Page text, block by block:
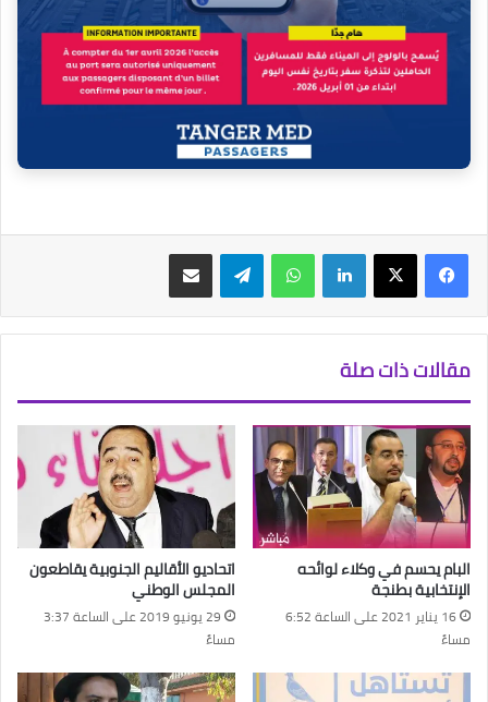
فيسبوك‫X لينكدإن واتساب تيلقرام مشاركة عبر البريد
مقالات ذات صلة
البام يحسم في وكلاء لوائحه
الإنتخابية بطنجة
16 يناير 2021 على الساعة 6:52
مساءً
اتحاديو الأقاليم الجنوبية يقاطعون
المجلس الوطني
29 يونيو 2019 على الساعة 3:37
مساءً